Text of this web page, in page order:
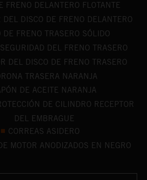
FRENO DELANTERO FLOTANTE
DEL DISCO DE FRENO DELANTERO
DE FRENO TRASERO SÓLIDO
DEL FRENO TRASERO
DEL DISCO DE FRENO TRASERO
TRASERA NARANJA
DE ACEITE NARANJA
DE CILINDRO RECEPTOR
DEL EMBRAGUE
CORREAS ASIDERO
MOTOR ANODIZADOS EN NEGRO